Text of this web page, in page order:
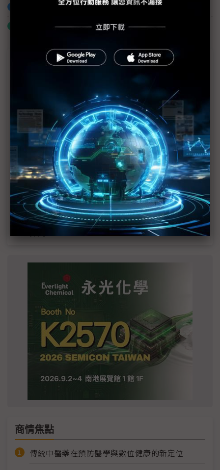
加入已選取到「關鍵字追蹤」
什麼是「關鍵字追蹤」
近７天熱門報導
MLCC訂單過熱、出貨比創高 村田示警全球AI基
2027全年記憶體產能提前售罄 買家「祕而不
宣」只怕買不夠
英特爾EMIB良率達標 聯發科第2代ASIC產品
2028準時量產
光進銅退更明確？ 聯發科估SerDes 448G為銅
線「最終戰場」
SpaceX晶片採購大轉向 Elon Musk捨超微全面
採用NVIDIA
商情焦點
傳統中醫藥在預防醫學與數位健康的新定位